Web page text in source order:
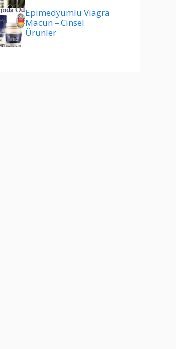
Epimedyumlu Viagra
Macun – Cinsel
Ürünler